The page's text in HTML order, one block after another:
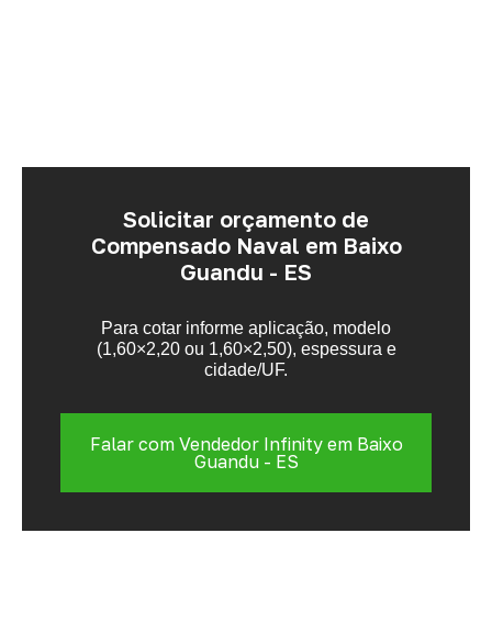
Solicitar orçamento de
Compensado Naval em Baixo
Guandu - ES
Para cotar informe aplicação, modelo
(1,60×2,20 ou 1,60×2,50), espessura e
cidade/UF.
Falar com Vendedor Infinity em Baixo
Guandu - ES